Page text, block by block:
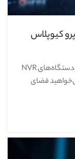
در این ویدیو، با نحوه تنظیمات حرفه‌ای ضبط در دستگاه‌های NVR
فضای